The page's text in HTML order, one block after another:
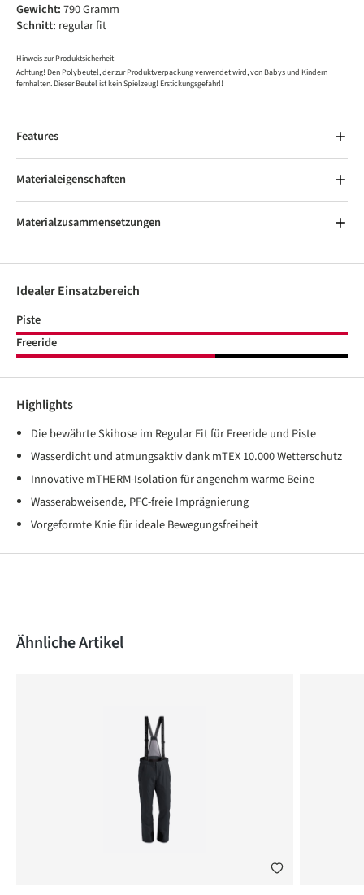
Gewicht:790 Gramm
Schnitt: regular fit
Hinweis zur Produktsicherheit
Achtung! Den Polybeutel, der zur Produktverpackung verwendet wird, von Babys und Kindern
fernhalten. Dieser Beutel ist kein Spielzeug! Erstickungsgefahr!!
Features
Materialeigenschaften
Materialzusammensetzungen
Idealer Einsatzbereich
Piste
Freeride
Highlights
Die bewährte Skihose im Regular Fit für Freeride und Piste
Wasserdicht und atmungsaktiv dank mTEX 10.000 Wetterschutz
Innovative mTHERM-Isolation für angenehm warme Beine
Wasserabweisende, PFC-freie Imprägnierung
Vorgeformte Knie für ideale Bewegungsfreiheit
Produktgalerie überspringen
Ähnliche Artikel